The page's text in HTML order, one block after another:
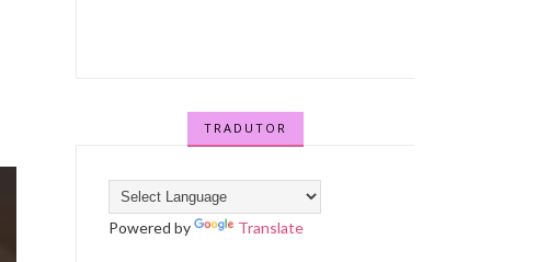
TRADUTOR
Powered by Translate